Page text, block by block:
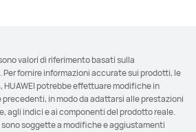
valori di riferimento basati sulla
fornire informazioni accurate sui prodotti, le
potrebbe effettuare modifiche in
in modo da adattarsi alle prestazioni
agli indici e ai componenti del prodotto reale.
soggette a modifiche e aggiustamenti